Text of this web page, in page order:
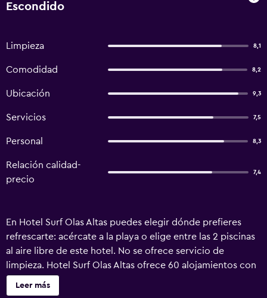
Escondido
Limpieza 8,1
Comodidad 8,2
Ubicación 9,3
Servicios 7,5
Personal 8,3
Relación calidad-
precio
7,4
En Hotel Surf Olas Altas puedes elegir dónde prefieres
refrescarte: acércate a la playa o elige entre las 2 piscinas
al aire libre de este hotel. No se ofrece servicio de
limpieza. Hotel Surf Olas Altas ofrece 60 alojamientos con
aire acondicionado, caja fuerte y tabla de planchar con
plancha. Se ofrece una televisión de pantalla plana en
Leer más